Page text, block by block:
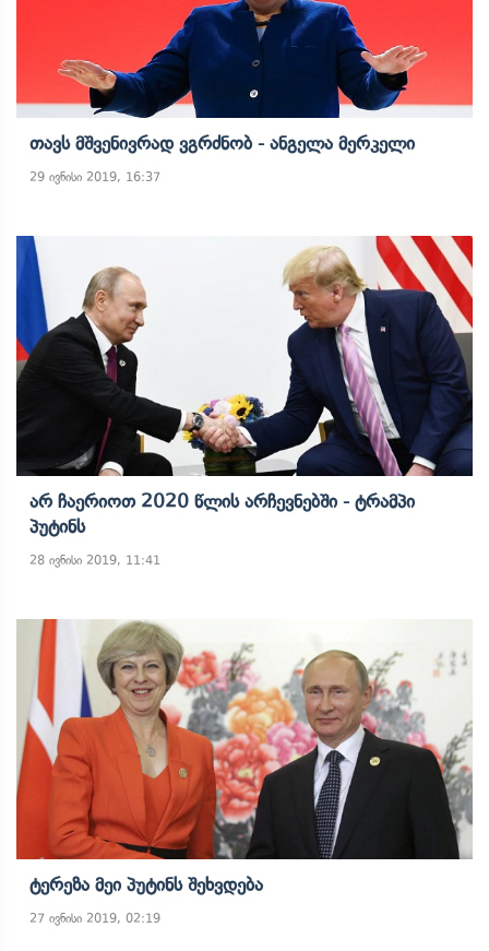
Თავს Მშვენივრად Ვგრძნობ - Ანგელა Მერკელი
29 ივნისი 2019, 16:37
Არ Ჩაერიოთ 2020 Წლის Არჩევნებში - Ტრამპი
Პუტინს
28 ივნისი 2019, 11:41
Ტერეზა Მეი Პუტინს Შეხვდება
27 ივნისი 2019, 02:19